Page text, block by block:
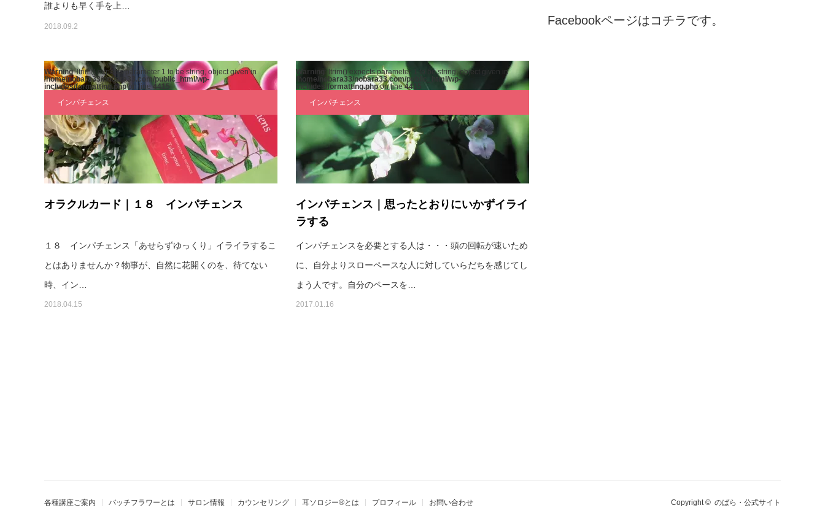
誰よりも早く手を上…
2018.09.2
Warning: ltrim() expects parameter 1 to be string, object given in
/home/nobara33/nobara33.com/public_html/wp-
includes/formatting.phpon line4415
インパチェンス
オラクルカード｜１８ インパチェンス
１８ インパチェンス「あせらずゆっくり」イライラするこ
とはありませんか？物事が、自然に花開くのを、待てない
時、イン…
2018.04.15
Warning
: ltrim() expects parameter 1 to be string, object given in
/home/nobara33/nobara33.com/public_html/wp-
includes/formatting.phpon line4415
インパチェンス
インパチェンス｜思ったとおりにいかずイライ
ラする
インパチェンスを必要とする人は・・・頭の回転が速いため
に、自分よりスローペースな人に対していらだちを感じてし
まう人です。自分のペースを…
2017.01.16
Facebookページはコチラです。
各種講座ご案内 バッチフラワーとは サロン情報 カウンセリング 耳ソロジー®とは プロフィール お問い合わせ Copyright © のばら・公式サイト